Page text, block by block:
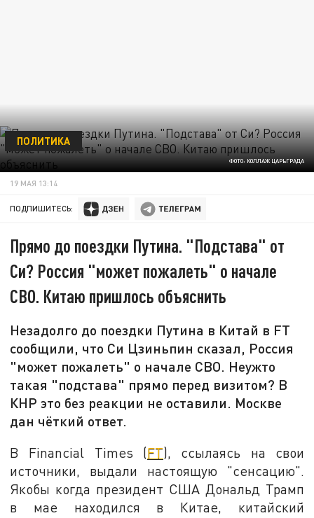
ФОТО: КОЛЛАЖ ЦАРЬГРАДА
ПОЛИТИКА
19 МАЯ 13:14
ПОДПИШИТЕСЬ:
Прямо до поездки Путина. "Подстава" от
Си? Россия "может пожалеть" о начале
СВО. Китаю пришлось объяснить
Незадолго до поездки Путина в Китай в FT
сообщили, что Си Цзиньпин сказал, Россия
"может пожалеть" о начале СВО. Неужто
такая "подстава" прямо перед визитом? В
КНР это без реакции не оставили. Москве
дан чёткий ответ.
В Financial Times (FT), ссылаясь на свои
источники, выдали настоящую "сенсацию".
Якобы когда президент США Дональд Трамп
в мае находился в Китае, китайский